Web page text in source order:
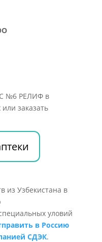
№6 РЕЛИФ в
заказать
уловий
в Россию
СДЭК.